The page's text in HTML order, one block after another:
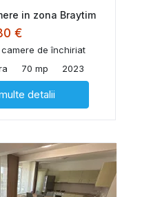
in zona Braytim
€
de închiriat
70 mp 2023
detalii